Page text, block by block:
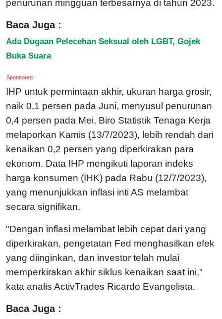
penurunan mingguan terbesarnya di tahun 2023.
Baca Juga :
Ada Dugaan Pelecehan Seksual oleh LGBT, Gojek
Buka Suara
Sponsored
IHP untuk permintaan akhir, ukuran harga grosir,
naik 0,1 persen pada Juni, menyusul penurunan
0,4 persen pada Mei, Biro Statistik Tenaga Kerja
melaporkan Kamis (13/7/2023), lebih rendah dari
kenaikan 0,2 persen yang diperkirakan para
ekonom. Data IHP mengikuti laporan indeks
harga konsumen (IHK) pada Rabu (12/7/2023),
yang menunjukkan inflasi inti AS melambat
secara signifikan.
"Dengan inflasi melambat lebih cepat dari yang
diperkirakan, pengetatan Fed menghasilkan efek
yang diinginkan, dan investor telah mulai
memperkirakan akhir siklus kenaikan saat ini,"
kata analis ActivTrades Ricardo Evangelista.
Baca Juga :